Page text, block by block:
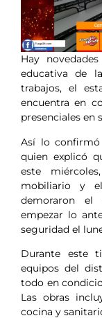
Hay
educativa de
trabajos, el
encuentra en
presenciales en
Así lo
quien explicó
este
mobiliario y
demoraron el
empezar lo
seguridad el
Durante este
equipos del
todo en
Las obras
cocina y